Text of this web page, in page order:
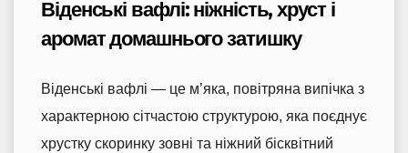
Віденські вафлі: ніжність, хруст і
аромат домашнього затишку
Віденські вафлі — це м’яка, повітряна випічка з
характерною сітчастою структурою, яка поєднує
хрустку скоринку зовні та ніжний бісквітний